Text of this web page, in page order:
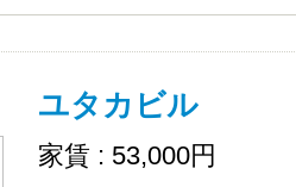
ユタカビル
家賃 : 53,000円